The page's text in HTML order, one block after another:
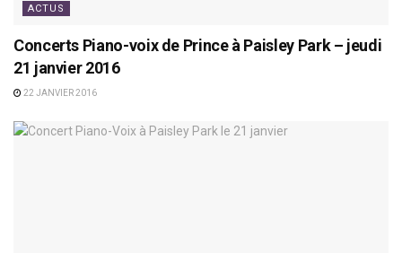
ACTUS
Concerts Piano-voix de Prince à Paisley Park – jeudi
21 janvier 2016
22 JANVIER 2016